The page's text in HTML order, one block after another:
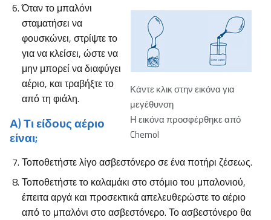
Κάντε κλικ στην εικόνα για
μεγέθυνση
Η εικόνα προσφέρθηκε από
Chemol
Όταν το μπαλόνι
σταματήσει να
φουσκώνει, στρίψτε το
για να κλείσει, ώστε να
μην μπορεί να διαφύγει
αέριο, και τραβήξτε το
από τη φιάλη.
Α) Τι είδους αέριο
είναι;
Τοποθετήστε λίγο ασβεστόνερο σε ένα ποτήρι ζέσεως.
Τοποθετήστε το καλαμάκι στο στόμιο του μπαλονιού,
έπειτα αργά και προσεκτικά απελευθερώστε το αέριο
από το μπαλόνι στο ασβεστόνερο. Το ασβεστόνερο θα